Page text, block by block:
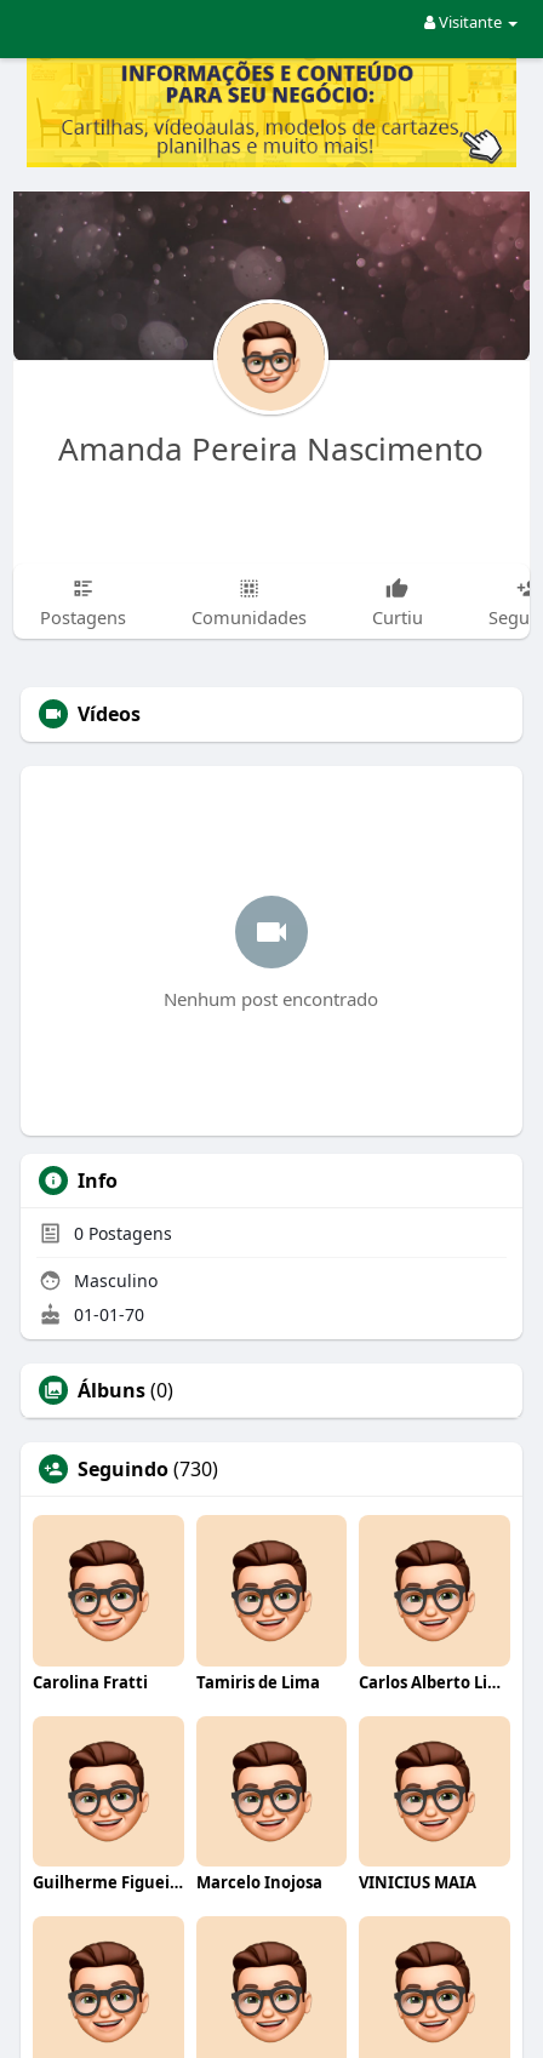
Visitante
Amanda Pereira Nascimento
Postagens Comunidades Curtiu
Vídeos
Nenhum post encontrado
Info
0Postagens
Masculino
01-01-70
Álbuns(0)
Seguindo(730)
Carolina Fratti Tamiris de Lima Carlos Alberto Lima
Guilherme Figueiredo Marcelo Inojosa VINICIUS MAIA